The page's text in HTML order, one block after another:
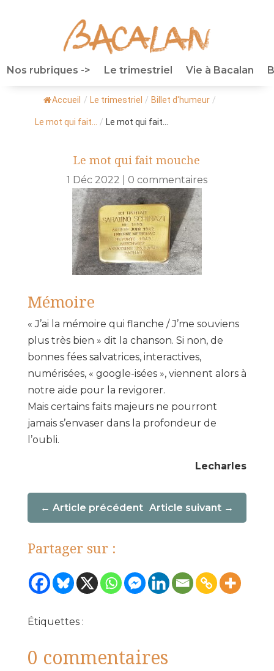
Nos rubriques -> Le trimestriel Vie à Bacalan
Accueil / Le trimestriel / Billet d'humeur /
Le mot qui fait... / Le mot qui fait...
Le mot qui fait mouche
1 Déc 2022 0 commentaires
Mémoire
« J’ai la mémoire qui flanche / J’me souviens
plus très bien » dit la chanson. Si non, de
bonnes fées salvatrices, interactives,
numérisées, « google-isées », viennent alors à
notre aide pour la revigorer.
Mais certains faits majeurs ne pourront
jamais s’envaser dans la profondeur de
l’oubli.
Lecharles
Article suivant
Article précédent
Partager sur :
Étiquettes :
0 commentaires